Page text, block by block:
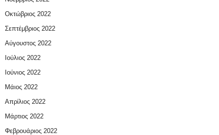
Οκτώβριος 2022
Σεπτέμβριος 2022
Αύγουστος 2022
Ιούλιος 2022
Ιούνιος 2022
Μάιος 2022
Απρίλιος 2022
Μάρτιος 2022
Φεβρουάριος 2022